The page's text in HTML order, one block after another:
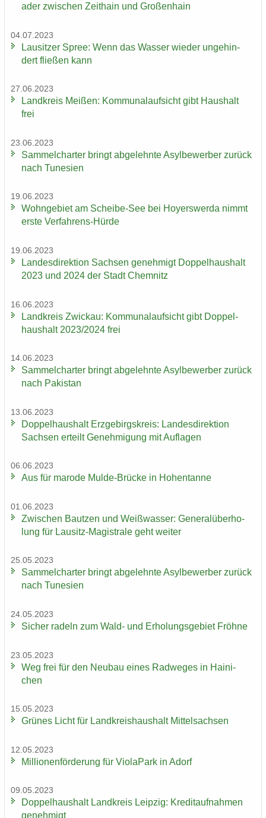
ader zwi­schen Zeit­hain und Gro­ßen­hain
04.07.2023
Lau­sit­zer Spree: Wenn das Was­ser wie­der un­ge­hin­
dert flie­ßen kann
27.06.2023
Land­kreis Mei­ßen: Kom­mu­nal­auf­sicht gibt Haus­halt
frei
23.06.2023
Sam­mel­char­ter bringt ab­ge­lehn­te Asyl­be­wer­ber zu­rück
nach Tu­ne­si­en
19.06.2023
Wohn­ge­biet am Scheibe-​See bei Ho­yers­wer­da nimmt
erste Verfahrens-​Hürde
19.06.2023
Lan­des­di­rek­ti­on Sach­sen ge­neh­migt Dop­pel­haus­halt
2023 und 2024 der Stadt Chem­nitz
16.06.2023
Land­kreis Zwi­ckau: Kom­mu­nal­auf­sicht gibt Dop­pel­
haus­halt 2023/2024 frei
14.06.2023
Sam­mel­char­ter bringt ab­ge­lehn­te Asyl­be­wer­ber zu­rück
nach Pa­ki­stan
13.06.2023
Dop­pel­haus­halt Erz­ge­birgs­kreis: Lan­des­di­rek­ti­on
Sach­sen er­teilt Ge­neh­mi­gung mit Auf­la­gen
06.06.2023
Aus für ma­ro­de Mulde-​Brücke in Ho­hen­tan­ne
01.06.2023
Zwi­schen Baut­zen und Weiß­was­ser: Ge­ne­ral­über­ho­
lung für Lausitz-​Magistrale geht wei­ter
25.05.2023
Sam­mel­char­ter bringt ab­ge­lehn­te Asyl­be­wer­ber zu­rück
nach Tu­ne­si­en
24.05.2023
Si­cher ra­deln zum Wald- und Er­ho­lungs­ge­biet Fröh­ne
23.05.2023
Weg frei für den Neu­bau eines Rad­we­ges in Hai­ni­
chen
15.05.2023
Grü­nes Licht für Land­kreis­haus­halt Mit­tel­sach­sen
12.05.2023
Mil­lio­nen­för­de­rung für Vio­la­Park in Adorf
09.05.2023
Dop­pel­haus­halt Land­kreis Leip­zig: Kre­dit­auf­nah­men
ge­neh­migt